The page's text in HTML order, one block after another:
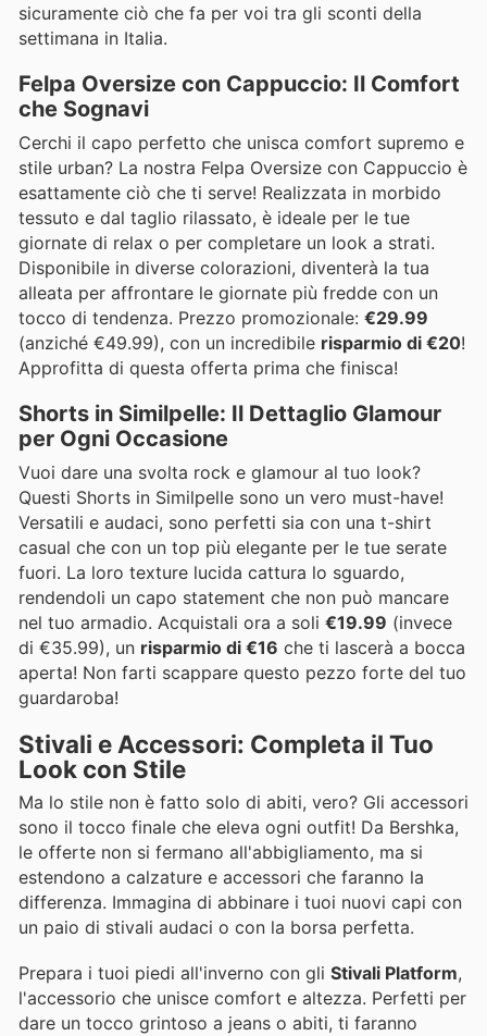
sicuramente ciò che fa per voi tra gli sconti della
settimana in Italia.
Felpa Oversize con Cappuccio: Il Comfort
che Sognavi
Cerchi il capo perfetto che unisca comfort supremo e
stile urban? La nostra Felpa Oversize con Cappuccio è
esattamente ciò che ti serve! Realizzata in morbido
tessuto e dal taglio rilassato, è ideale per le tue
giornate di relax o per completare un look a strati.
Disponibile in diverse colorazioni, diventerà la tua
alleata per affrontare le giornate più fredde con un
tocco di tendenza. Prezzo promozionale: €29.99
(anziché €49.99), con un incredibile risparmio di €20!
Approfitta di questa offerta prima che finisca!
Shorts in Similpelle: Il Dettaglio Glamour
per Ogni Occasione
Vuoi dare una svolta rock e glamour al tuo look?
Questi Shorts in Similpelle sono un vero must-have!
Versatili e audaci, sono perfetti sia con una t-shirt
casual che con un top più elegante per le tue serate
fuori. La loro texture lucida cattura lo sguardo,
rendendoli un capo statement che non può mancare
nel tuo armadio. Acquistali ora a soli €19.99 (invece
di €35.99), un risparmio di €16 che ti lascerà a bocca
aperta! Non farti scappare questo pezzo forte del tuo
guardaroba!
Stivali e Accessori: Completa il Tuo
Look con Stile
Ma lo stile non è fatto solo di abiti, vero? Gli accessori
sono il tocco finale che eleva ogni outfit! Da Bershka,
le offerte non si fermano all'abbigliamento, ma si
estendono a calzature e accessori che faranno la
differenza. Immagina di abbinare i tuoi nuovi capi con
un paio di stivali audaci o con la borsa perfetta.
Prepara i tuoi piedi all'inverno con gli Stivali Platform,
l'accessorio che unisce comfort e altezza. Perfetti per
dare un tocco grintoso a jeans o abiti, ti faranno